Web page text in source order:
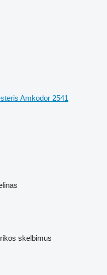
Amkodor 2541
skelbimus